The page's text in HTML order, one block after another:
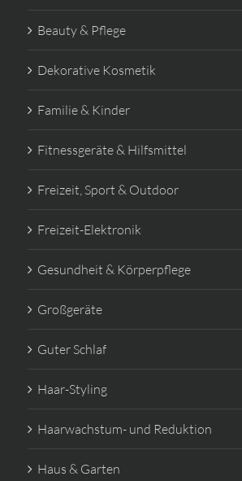
Beauty & Pflege
Dekorative Kosmetik
Familie & Kinder
Fitnessgeräte & Hilfsmittel
Freizeit, Sport & Outdoor
Freizeit-Elektronik
Gesundheit & Körperpflege
Großgeräte
Guter Schlaf
Haar-Styling
Haarwachstum- und Reduktion
Haus & Garten